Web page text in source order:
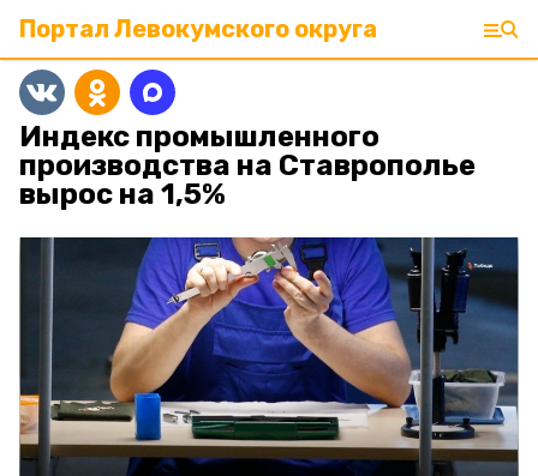
Портал Левокумского округа
Индекс промышленного
производства на Ставрополье
вырос на 1,5%